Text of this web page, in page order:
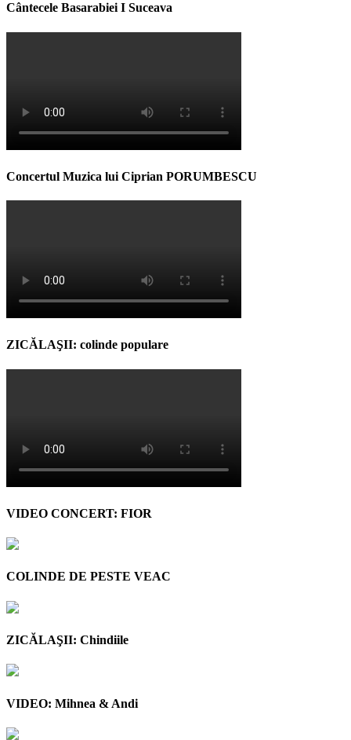
Cântecele Basarabiei I Suceava
Concertul Muzica lui Ciprian PORUMBESCU
ZICĂLAŞII: colinde populare
VIDEO CONCERT: FIOR
COLINDE DE PESTE VEAC
ZICĂLAŞII: Chindiile
VIDEO: Mihnea & Andi